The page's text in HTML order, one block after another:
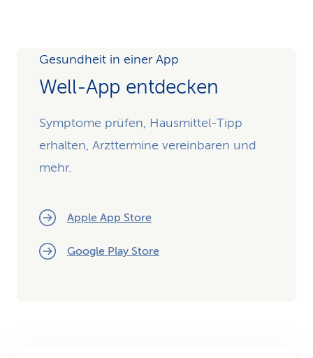
Gesundheit in einer App
Well-App entdecken
Symptome prüfen, Hausmittel-Tipp
erhalten, Arzttermine vereinbaren und
mehr.
Apple App Store
Google Play Store